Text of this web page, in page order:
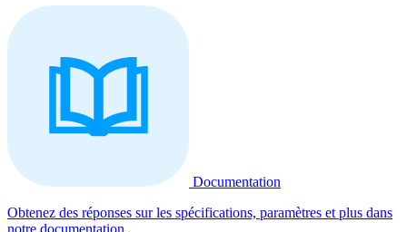
Documentation
Obtenez des réponses sur les spécifications, paramètres et plus dans
notre documentation.